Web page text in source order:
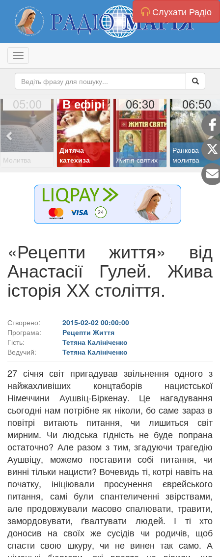
Слухати Радіо
Toggle navigation
05:00
Молитва
В ефірі
Дитяча
катехиза
06:30
Житія святих
06:50
Ранкова
молитва
«Рецепти життя» від
Анастасії Гулей. Жива
історія ХХ століття.
Створено:
2015-02-02 00:00:00
Програма:
Рецепти Життя
Гість:
Тетяна Калініченко
Ведучий:
Тетяна Калініченко
27 січня світ пригадував звільнення одного з
найжахливіших концтаборів нацистської
Німеччини Аушвіц-Біркенау. Це нагадування
сьогодні нам потрібне як ніколи, бо саме зараз в
повітрі витають питання, чи лишиться світ
мирним. Чи людська гідність не буде попрана
остаточно? Але разом з тим, згадуючи трагедію
Аушвіцу, можемо поставити собі питання, чи
винні тільки нацисти? Вочевидь ті, котрі навіть на
початку, ініціювали просунення єврейського
питання, самі були спантеличенні звірствами,
але продовжували масово спалювати, травити,
замордовувати, ґвалтувати людей. І ті хто
доносив на своїх же сусідів чи родичів, щоб
спасти свою шкуру, чи не винен так само. А